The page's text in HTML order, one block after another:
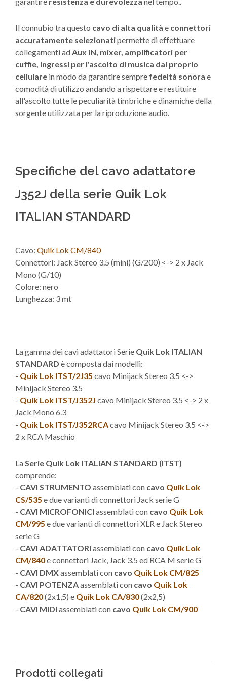
Il connubio tra questo cavo di alta qualità e connettori
accuratamente selezionatipermette di effettuare
collegamenti adAux IN, mixer, amplificatori per
cuffie, ingressi per l'ascolto di musica dal proprio
cellulare in modo da garantire sempre fedeltà sonora e
comodità di utilizzo andando a rispettare e restituire
all'ascolto tutte le peculiarità timbriche e dinamiche della
sorgente utilizzata per la riproduzione audio.
Specifiche del cavo adattatore
J352J della serie Quik Lok
ITALIAN STANDARD
Cavo: Quik Lok CM/840
Connettori: Jack Stereo 3.5 (mini) (G/200) <-> 2 x Jack
Mono (G/10)
Colore: nero
Lunghezza: 3 mt
La gamma dei cavi adattatori Serie Quik Lok ITALIAN
STANDARD è composta dai modelli:
- Quik Lok ITST/2J35 cavo Minijack Stereo 3.5 <->
Minijack Stereo 3.5
- Quik Lok ITST/J352J cavo Minijack Stereo 3.5 <-> 2 x
Jack Mono 6.3
- Quik Lok ITST/J352RCAcavo Minijack Stereo 3.5 <->
2 x RCA Maschio
LaSerie Quik Lok ITALIAN STANDARD (ITST)
comprende:
- CAVI STRUMENTO assemblati con cavo Quik Lok
CS/535 e due varianti di connettori Jack serie G
- CAVI MICROFONICI assemblati con cavo Quik Lok
CM/995 e due varianti di connettori XLR e Jack Stereo
serie G
- CAVI ADATTATORI assemblati con cavo Quik Lok
CM/840e connettori Jack, Jack 3.5 ed RCA M serie G
- CAVI DMXassemblati con cavo Quik Lok CM/825
- CAVI POTENZAassemblati con cavo Quik Lok
CA/820(2x1,5) e Quik Lok CA/830(2x2,5)
- CAVI MIDI assemblati con cavo Quik Lok CM/900
Prodotti collegati